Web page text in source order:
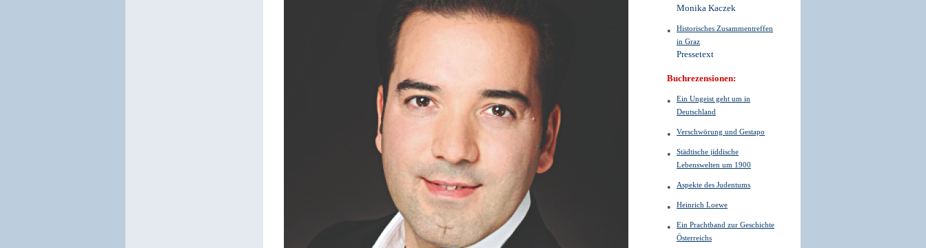
Monika Kaczek
Historisches Zusammentreffen
in Graz
Pressetext
Buchrezensionen:
Ein Ungeist geht um in
Deutschland
Verschwörung und Gestapo
Städtische jiddische
Lebenswelten um 1900
Aspekte des Judentums
Heinrich Loewe
Ein Prachtband zur Geschichte
Österreichs